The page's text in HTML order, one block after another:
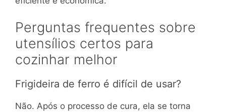
Perguntas frequentes sobre
utensílios certos para
cozinhar melhor
Frigideira de ferro é difícil de usar?
Não. Após o processo de cura, ela se torna